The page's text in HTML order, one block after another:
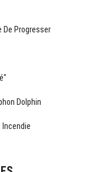
De Progresser
Dolphin
Incendie